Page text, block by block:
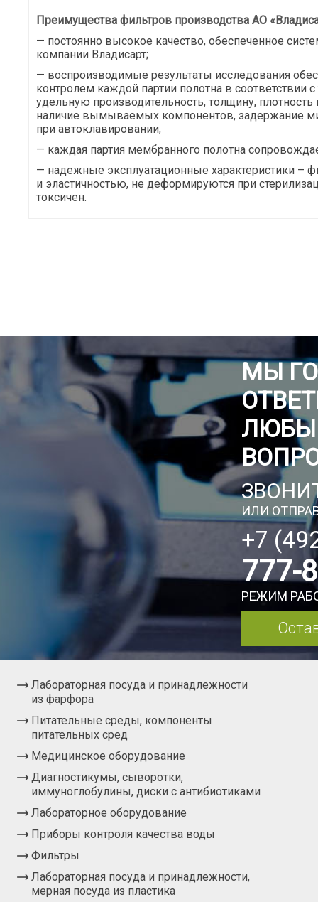
Преимущества фильтров производства АО
— постоянно высокое качество, обеспеченное
компании Владисарт;
— воспроизводимые результаты исследования
контролем каждой партии полотна в соответствии
удельную производительность, толщину,
наличие вымываемых компонентов, задержание
при автоклавировании;
— каждая партия мембранного полотна
— надежные эксплуатационные характеристики –
и эластичностью, не деформируются при
токсичен.
МЫ
ИЛИ
+7
777-
РЕЖИМ
Лабораторная посуда и принадлежности
из фарфора
Питательные среды, компоненты
питательных сред
Медицинское оборудование
Диагностикумы, сыворотки,
иммуноглобулины, диски с антибиотиками
Лабораторное оборудование
Приборы контроля качества воды
Фильтры
Лабораторная посуда и принадлежности,
мерная посуда из пластика